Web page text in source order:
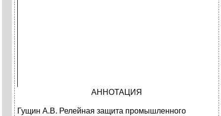
АННОТАЦИЯ
Гущин А.В. Релейная защита промышленного